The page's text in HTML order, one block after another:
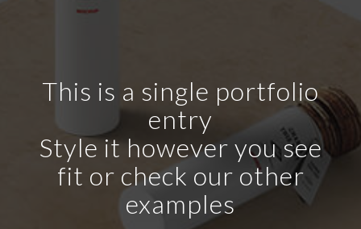
This is a single portfolio
entry
Style it however you see
fit or check our other
examples